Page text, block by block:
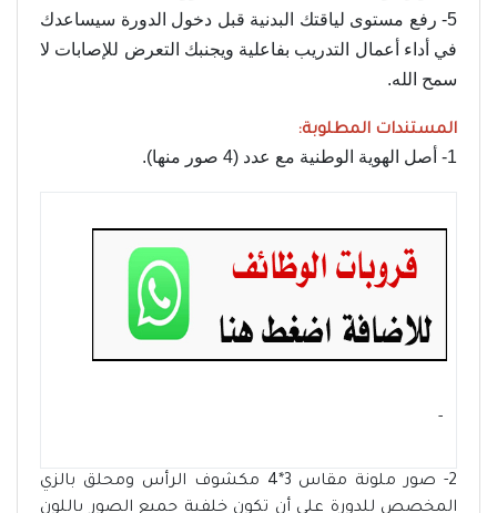
5- رفع مستوى لياقتك البدنية قبل دخول الدورة سيساعدك
في أداء أعمال التدريب بفاعلية ويجنبك التعرض للإصابات لا
سمح الله.
المستندات المطلوبة:
1- أصل الهوية الوطنية مع عدد (4 صور منها).
- ‏
2- صور ملونة مقاس 3*4 مكشوف الرأس ومحلق بالزي
المخصص للدورة على أن تكون خلفية جميع الصور باللون